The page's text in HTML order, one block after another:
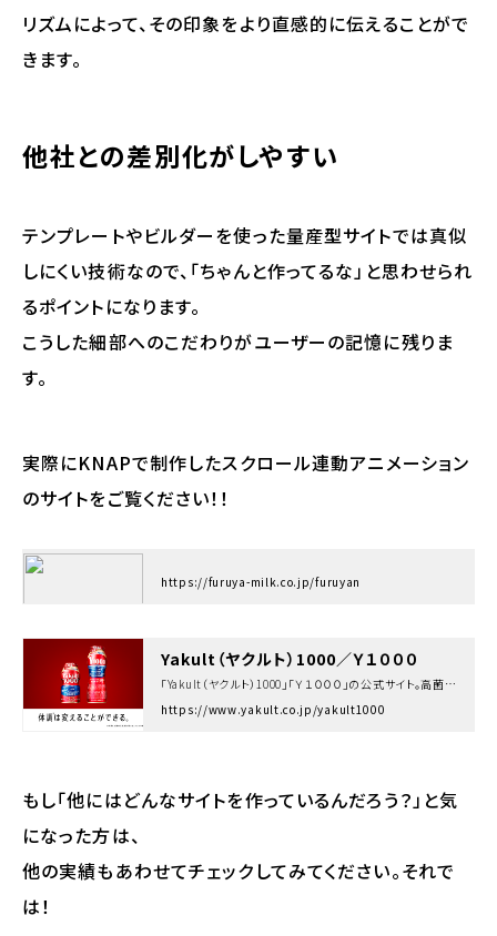
リズムによって、その印象をより直感的に伝えることがで
きます。
他社との差別化がしやすい
テンプレートやビルダーを使った量産型サイトでは真似
しにくい技術なので、「ちゃんと作ってるな」と思わせられ
るポイントになります。
こうした細部へのこだわりがユーザーの記憶に残りま
す。
実際にKNAPで制作したスクロール連動アニメーション
のサイトをご覧ください！！
https://furuya-milk.co.jp/furuyan
Yakult（ヤクルト）1000／Ｙ１０００
「Yakult（ヤクルト）1000」「Ｙ１０００」の公式サイト。高菌数・高密度の乳酸菌シロタ株を1,000億個含むことにより、一時的な精神的ストレスがかかる状況でのストレス緩和、睡眠の質向上、腸内環境改善をサポートします。
https://www.yakult.co.jp/yakult1000
もし「他にはどんなサイトを作っているんだろう？」と気
になった方は、
他の実績もあわせてチェックしてみてください。それで
は！